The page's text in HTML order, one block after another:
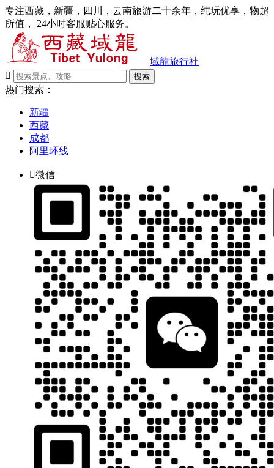
专注西藏，新疆，四川，云南旅游二十余年，纯玩优享，物超
所值， 24小时客服贴心服务。
域龍旅行社

搜索
热门搜索：
新疆
西藏
成都
阿里环线
微信